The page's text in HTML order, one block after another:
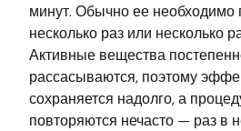
минут. Обычно ее необходимо
несколько раз или несколько
Активные вещества
рассасываются, поэтому
сохраняется надолго, а
повторяются нечасто — раз в